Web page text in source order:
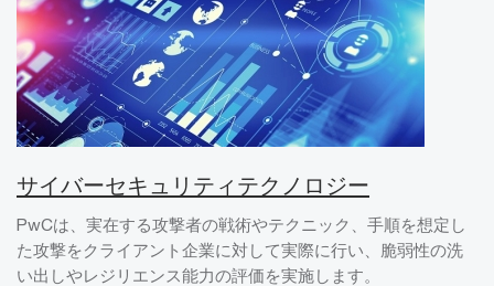
サイバーセキュリティテクノロジー
PwCは、実在する攻撃者の戦術やテクニック、手順を想定し
た攻撃をクライアント企業に対して実際に行い、脆弱性の洗
い出しやレジリエンス能力の評価を実施します。